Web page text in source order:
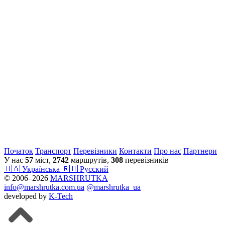
Початок Транспорт Перевiзники Контакти Про нас Партнери
У нас 57 міст, 2742 маршрутів, 308 перевізників
🇺🇦 Українська 🇷🇺 Русский
© 2006–2026 MARSHRUTKA
info@marshrutka.com.ua @marshrutka_ua
developed by K-Tech